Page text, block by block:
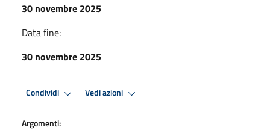
30 novembre 2025
Data fine:
30 novembre 2025
Condividi Vedi azioni
Argomenti: